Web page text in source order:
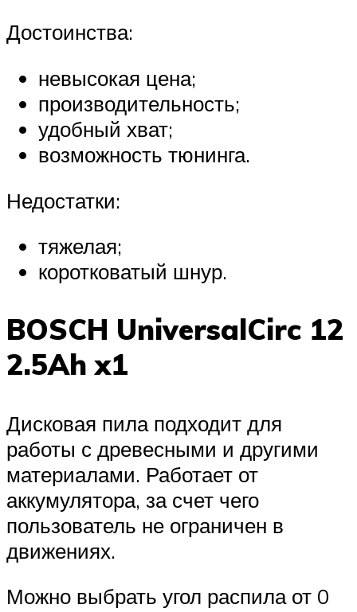
Достоинства:
невысокая цена;
производительность;
удобный хват;
возможность тюнинга.
Недостатки:
тяжелая;
коротковатый шнур.
BOSCH UniversalCirc 12
2.5Ah x1
Дисковая пила подходит для
работы с древесными и другими
материалами. Работает от
аккумулятора, за счет чего
пользователь не ограничен в
движениях.
Можно выбрать угол распила от 0